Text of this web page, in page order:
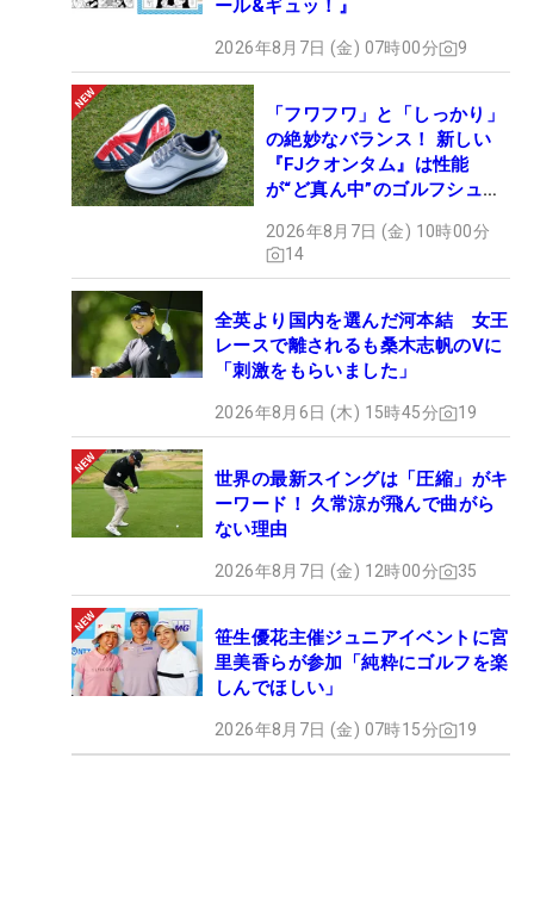
ール&ギュッ！』
2026年8月7日 (金) 07時00分 9
「フワフワ」と「しっかり」
の絶妙なバランス！ 新しい
『FJクオンタム』は性能
が“ど真ん中”のゴルフシュー
2026年8月7日 (金) 10時00分
14
全英より国内を選んだ河本結 女王
レースで離されるも桑木志帆のVに
「刺激をもらいました」
2026年8月6日 (木) 15時45分 19
世界の最新スイングは「圧縮」がキ
ーワード！ 久常涼が飛んで曲がら
ない理由
2026年8月7日 (金) 12時00分 35
笹生優花主催ジュニアイベントに宮
里美香らが参加「純粋にゴルフを楽
しんでほしい」
2026年8月7日 (金) 07時15分 19